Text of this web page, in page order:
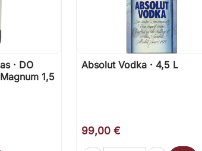
· DO
1,5
 Vista rápida
Absolut Vodka · 4,5 L
99,00 €